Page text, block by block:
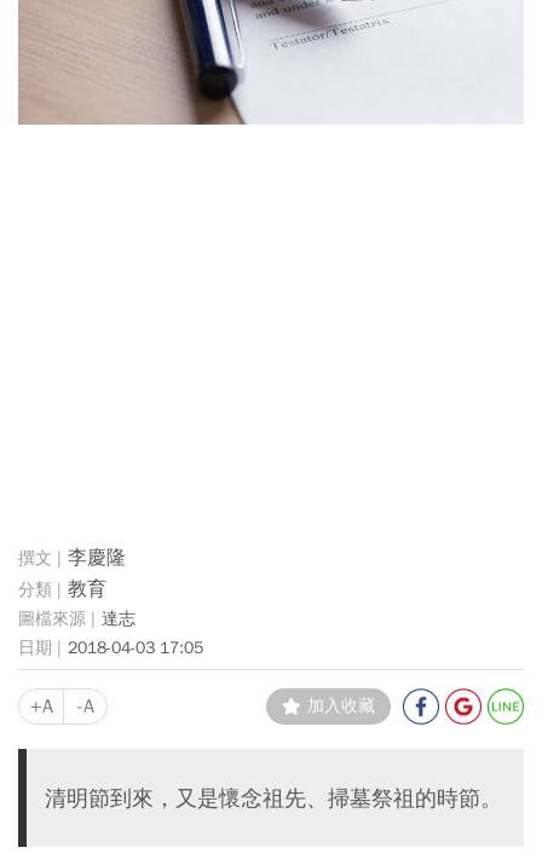
李慶隆
教育
達志
2018-04-03 17:05
+A -A 加入收藏
清明節到來，又是懷念祖先、掃墓祭祖的時節。